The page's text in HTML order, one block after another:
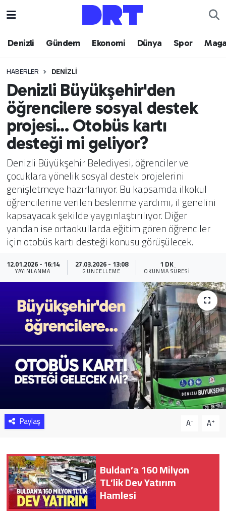
Denizli Gündem Ekonomi Dünya Spor
HABERLER DENIZLI
Denizli Büyükşehir'den
öğrencilere sosyal destek
projesi... Otobüs kartı
desteği mi geliyor?
Denizli Büyükşehir Belediyesi, öğrenciler ve
çocuklara yönelik sosyal destek projelerini
genişletmeye hazırlanıyor. Bu kapsamda ilkokul
öğrencilerine verilen beslenme yardımı, il genelini
kapsayacak şekilde yaygınlaştırılıyor. Diğer
yandan ise ortaokullarda eğitim gören öğrenciler
için otobüs kartı desteği konusu görüşülecek.
12.01.2026 - 16:14
YAYINLANMA
27.03.2026 - 13:08
GÜNCELLEME
1 DK
OKUNMA SÜRESI
Paylaş A- A+
Buldan’a 160 Milyon
TL’lik Dev Yatırım
Hamlesi
Denizli
Ekonomi
Dünya
Spor
Magazin
Teknoloji
Yaşam
Sağlık
Yazarlar
Resmi İlan
Resmi Reklam
Hava Durumu
Trafik Durumu
Puan Durumu ve Fikstür
Tüm Manşetler
Son Dakika Haberleri
Haber Arşivi